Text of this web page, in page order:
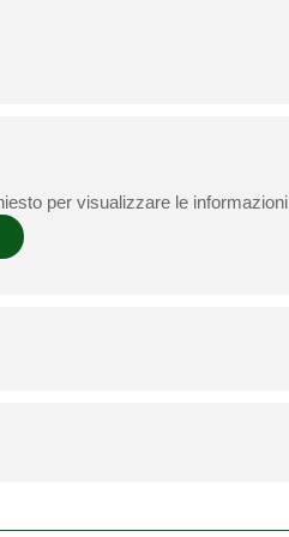
per visualizzare le informazioni